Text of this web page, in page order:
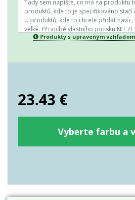
Produkty s upraveným
23.43 €
Vyberte farbu a